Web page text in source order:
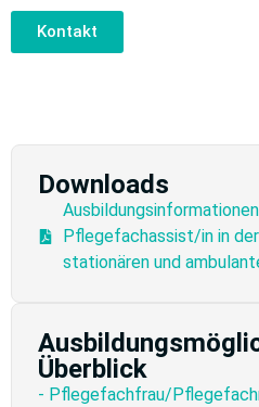
Kontakt
Downloads
Pflegefachassist/in in
stationären und
Überblick
- Pflegefachfrau/